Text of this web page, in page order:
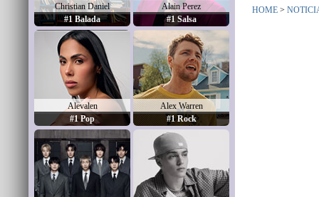
Christian Daniel
#1 Balada
Alain Perez
#1 Salsa
Alevalen
#1 Pop
Alex Warren
#1 Rock
HOME >